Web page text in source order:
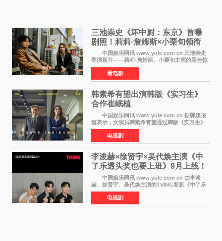
三池崇史《坏中尉：东京》首曝
剧照！莉莉·詹姆斯×小栗旬领衔
黑色惊悚再升级
中国娱乐网讯 www yule com cn 三池崇史
导演新片——莉莉·詹姆斯、小栗旬主演的黑色惊
悚电影《坏中尉：东京》首曝剧照。继阿贝尔·费
拉拉&times;哈威·凯特尔的1992年《坏中尉》和
沃纳·赫
看电影
韩素希有望出演韩版《实习生》
合作崔岷植
中国娱乐网讯 www yule com cn 据韩媒报
道表示，女演员韩素希有望通过韩版《实习生》
回归荧幕，合作前辈演员崔岷植。 根据消息
表示，演员韩素希目前已经结束了电视剧《Y计
划》的拍摄工
电视剧
李浚赫×徐贤宇×吴代焕主演《中
了乐透头奖也要上班》9月上线！
TVING先网后台
中国娱乐网讯 www yule com cn 由李浚
赫、徐贤宇、吴代焕主演的TVING新剧《中了乐
透头奖也要上班》定档9月10日播出，随后于9月
14日起登陆tvN月火档，实现先网后台双平台播出
模式。 本剧改
电视剧